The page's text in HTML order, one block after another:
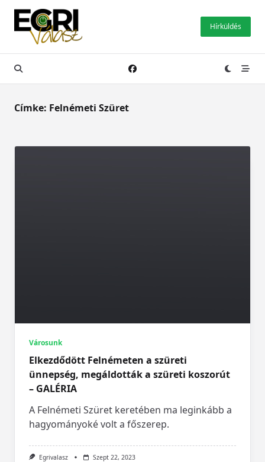
Skip
content
Hírküldés
Címke: Felnémeti Szüret
Városunk
Elkezdődött Felnémeten a szüreti
ünnepség, megáldották a szüreti koszorút
– GALÉRIA
A Felnémeti Szüret keretében ma leginkább a
hagyományoké volt a főszerep.
Egrivalasz Szept 22, 2023